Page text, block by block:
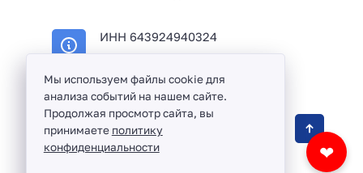
ИНН 643924940324
❤
Оптовая продажа сантехники и комплектующих
в Балаково и Саратовской области ©
Мы используем файлы cookie для
анализа событий на нашем сайте.
Продолжая просмотр сайта, вы
принимаете политику
конфиденциальности